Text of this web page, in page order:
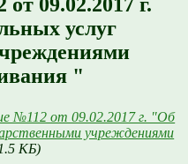
09.02.2017 г.
услуг
"
№112 от 09.02.2017 г. "Об
учреждениями
КБ)